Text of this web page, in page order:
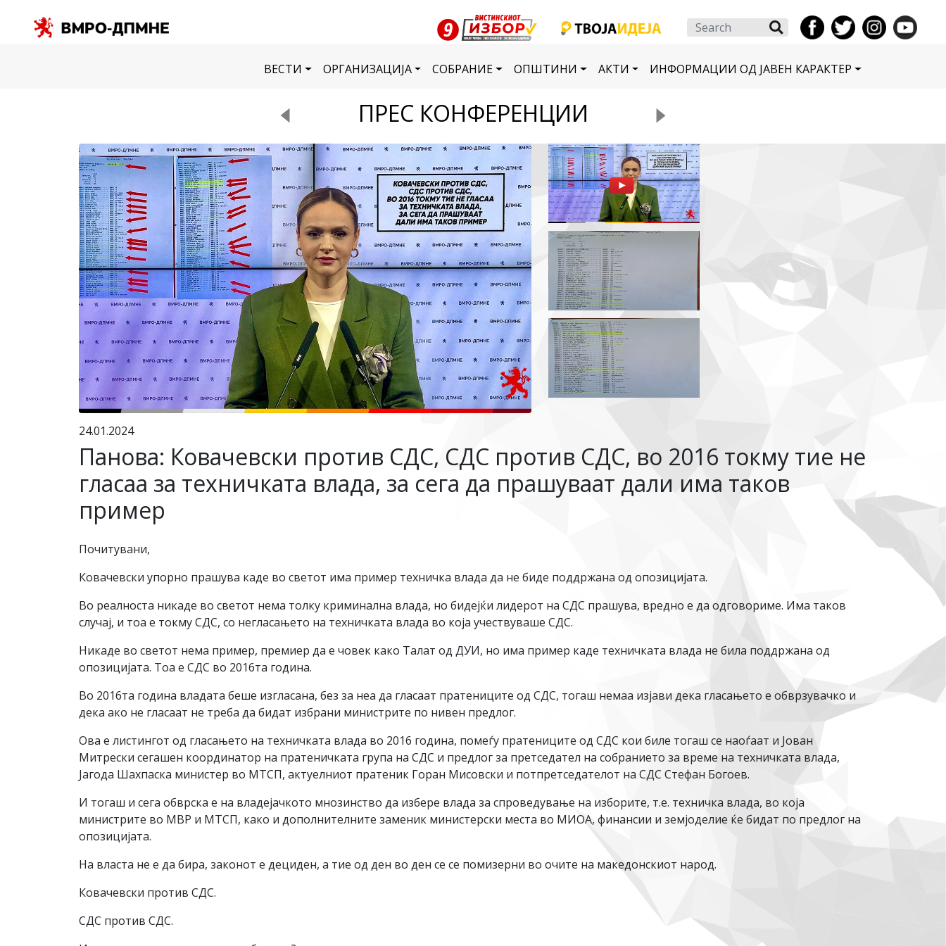
Search
ВЕСТИ ОРГАНИЗАЦИЈА СОБРАНИЕ ОПШТИНИ АКТИ ИНФОРМАЦИИ ОД ЈАВЕН КАРАКТЕР
ПРЕС КОНФЕРЕНЦИИ
24.01.2024
Панова: Ковачевски против СДС, СДС против СДС, во 2016 токму тие не
гласаа за техничката влада, за сега да прашуваат дали има таков
пример
Почитувани,
Ковачевски упорно прашува каде во светот има пример техничка влада да не биде поддржана од опозицијата.
Во реалноста никаде во светот нема толку криминална влада, но бидејќи лидерот на СДС прашува, вредно е да одговориме. Има таков
случај, и тоа е токму СДС, со негласањето на техничката влада во која учествуваше СДС.
Никаде во светот нема пример, премиер да е човек како Талат од ДУИ, но има пример каде техничката влада не била поддржана од
опозицијата. Тоа е СДС во 2016та година.
Во 2016та година владата беше изгласана, без за неа да гласаат пратениците од СДС, тогаш немаа изјави дека гласањето е обврзувачко и
дека ако не гласаат не треба да бидат избрани министрите по нивен предлог.
Ова е листингот од гласањето на техничката влада во 2016 година, помеѓу пратениците од СДС кои биле тогаш се наоѓаат и Јован
Митрески сегашен координатор на пратеничката група на СДС и предлог за претседател на собранието за време на техничката влада,
Јагода Шахпаска министер во МТСП, актуелниот пратеник Горан Мисовски и потпретседателот на СДС Стефан Богоев.
И тогаш и сега обврска е на владејачкото мнозинство да избере влада за спроведување на изборите, т.е. техничка влада, во која
министрите во МВР и МТСП, како и дополнителните заменик министерски места во МИОА, финансии и земјоделие ќе бидат по предлог на
опозицијата.
На власта не е да бира, законот е дециден, а тие од ден во ден се се помизерни во очите на македонскиот народ.
Ковачевски против СДС.
СДС против СДС.